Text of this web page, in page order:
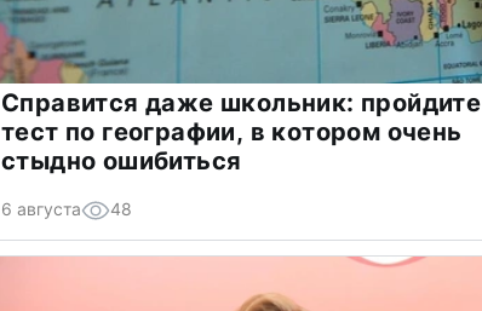
Справится даже школьник: пройдите
тест по географии, в котором очень
стыдно ошибиться
6 августа 48